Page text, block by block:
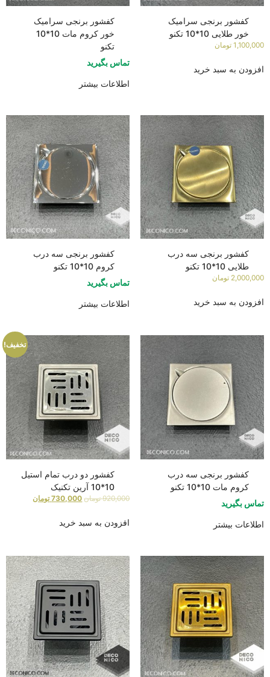
کفشور برنجی سرامیک
خور طلایی 10*10 تکنو
1,100,000 تومان
افزودن به سبد خرید
کفشور برنجی سرامیک
خور کروم مات 10*10
تکنو
تماس بگیرید
اطلاعات بیشتر
کفشور برنجی سه درب
طلایی 10*10 تکنو
2,000,000 تومان
افزودن به سبد خرید
کفشور برنجی سه درب
کروم 10*10 تکنو
تماس بگیرید
اطلاعات بیشتر
کفشور برنجی سه درب
کروم مات 10*10 تکنو
تماس بگیرید
اطلاعات بیشتر
تخفیف!
کفشور دو درب تمام استیل
10*10 آرین تکنیک
920,000 تومان 730,000 تومان
افزودن به سبد خرید